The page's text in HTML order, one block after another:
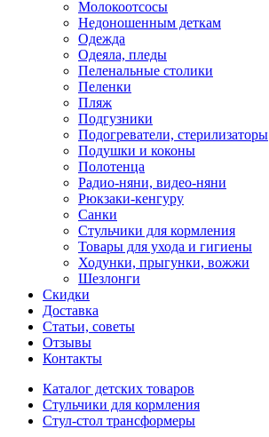
Молокоотсосы
Недоношенным деткам
Одежда
Одеяла, пледы
Пеленальные столики
Пеленки
Пляж
Подгузники
Подогреватели, стерилизаторы
Подушки и коконы
Полотенца
Радио-няни, видео-няни
Рюкзаки-кенгуру
Санки
Стульчики для кормления
Товары для ухода и гигиены
Ходунки, прыгунки, вожжи
Шезлонги
Скидки
Доставка
Статьи, советы
Отзывы
Контакты
Каталог детских товаров
Стульчики для кормления
Стул-стол трансформеры